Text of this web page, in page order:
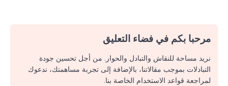
مرحبا بكم في فضاء التعليق
نريد مساحة للنقاش والتبادل والحوار. من أجل تحسين جودة
التبادلات بموجب مقالاتنا، بالإضافة إلى تجربة مساهمتك، ندعوك
لمراجعة قواعد الاستخدام الخاصة بنا.